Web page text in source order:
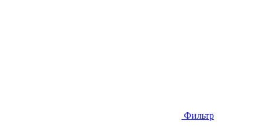
Фильтр